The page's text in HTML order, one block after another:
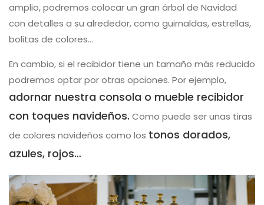
amplio, podremos colocar un gran árbol de Navidad
con detalles a su alrededor, como guirnaldas, estrellas,
bolitas de colores…
En cambio, si el recibidor tiene un tamaño más reducido
podremos optar por otras opciones. Por ejemplo,
adornar nuestra consola o mueble recibidor
con toques navideños. Como puede ser unas tiras
de colores navideños como los tonos dorados,
azules, rojos…